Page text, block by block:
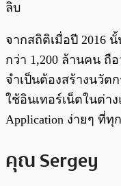
ลิบ
จากสถิติเมื่อปี 2016
กว่า 1,200 ล้านคน ถื
จำเป็นต้องสร้างนวัต
ใช้อินเทอร์เน็ตในต่า
Application ง่ายๆ ที่
คุณ Sergey